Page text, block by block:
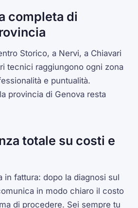
completa di
Storico, a Nervi, a Chiavari
tecnici raggiungono ogni zona
e puntualità.
provincia di Genova resta
totale su costi e
in fattura: dopo la diagnosi sul
in modo chiaro il costo
di procedere. Sei sempre tu